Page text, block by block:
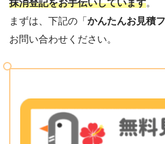
抹消登記をお手伝いしています。
まずは、下記の「 かんたんお見積
お問い合わせください。